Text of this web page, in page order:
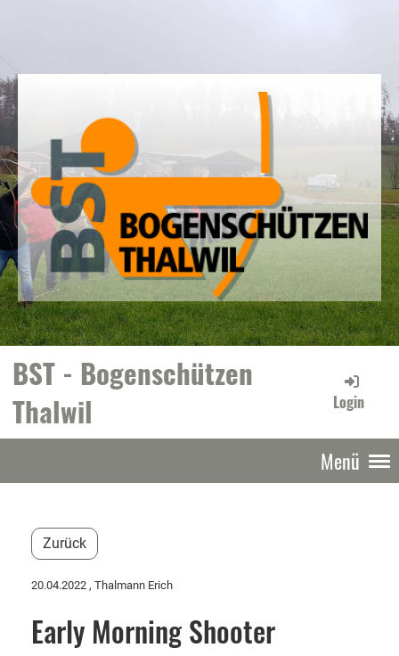
BST - Bogenschützen
Thalwil
Login
Menü
Zurück
20.04.2022 , Thalmann Erich
Early Morning Shooter